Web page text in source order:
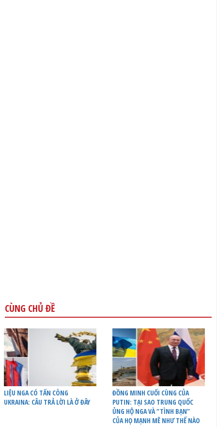
CÙNG CHỦ ĐỀ
LIỆU NGA CÓ TẤN CÔNG
UKRAINA: CÂU TRẢ LỜI LÀ Ở ĐÂY
ĐỒNG MINH CUỐI CÙNG CỦA
PUTIN: TẠI SAO TRUNG QUỐC
ỦNG HỘ NGA VÀ “TÌNH BẠN”
CỦA HỌ MẠNH MẼ NHƯ THẾ NÀO